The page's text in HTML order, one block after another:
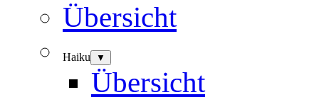
Übersicht
Haiku ▼
Übersicht